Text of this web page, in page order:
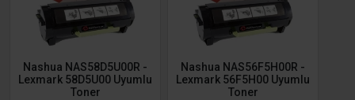
Nashua NAS58D5U00R -
Lexmark 58D5U00 Uyumlu
Toner
Nashua NAS56F5H00R -
Lexmark 56F5H00 Uyumlu
Toner